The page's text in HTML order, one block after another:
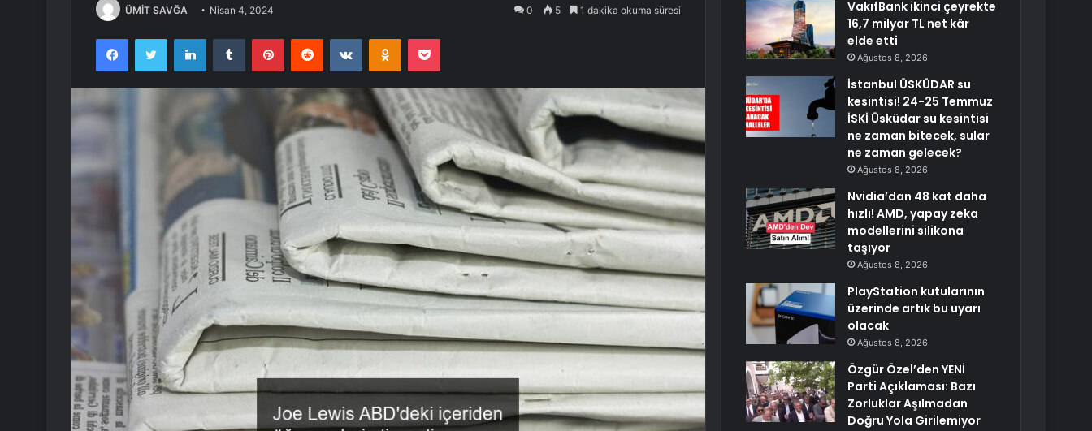
ÜMİT SAVĞA Nisan 4, 2024 0 5 1 dakika okuma süresi
FacebookTwitter LinkedInTumblr PinterestReddit VKontakteOdnoklassniki
Pocket
VakıfBank ikinci çeyrekte
16,7 milyar TL net kâr
elde etti
Ağustos 8, 2026
İstanbul ÜSKÜDAR su
kesintisi! 24-25 Temmuz
İSKİ Üsküdar su kesintisi
ne zaman bitecek, sular
ne zaman gelecek?
Ağustos 8, 2026
Nvidia’dan 48 kat daha
hızlı! AMD, yapay zeka
modellerini silikona
taşıyor
Ağustos 8, 2026
PlayStation kutularının
üzerinde artık bu uyarı
olacak
Ağustos 8, 2026
Özgür Özel’den YENİ
Parti Açıklaması: Bazı
Zorluklar Aşılmadan
Doğru Yola Girilemiyor